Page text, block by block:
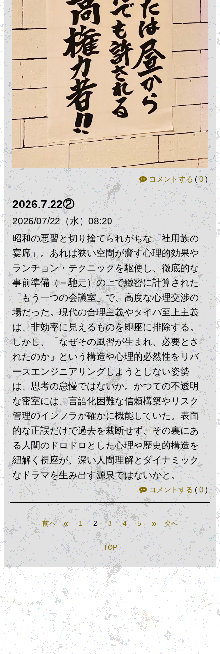
コメントする (0)
2026.7.22②
2026 07 22（水） 08:20
昭和の悪習と切り捨てられがちな「社用族の
宴席」。あれは狭い空間が齎す心理的効果や
ランチョン・テクニックを駆使し、徹底的な
事前準備（＝馳走）の上で緻密に計算された
「もう一つの会議室」で、高度な心理交渉の
場だった。​現代の合理主義やタイパ至上主義
は、非効率に見えるものを即座に排除する。
しかし、「なぜその風習が生まれ、必要とさ
れたのか」という構造や心理的必然性をリバ
ースエンジニアリングしようとしない姿勢
は、思考の怠慢ではないか。​かつての不透明
な密室には、言語化困難な信頼構築やリスク
管理のインフラが確かに機能していた。表面
的な正誤だけで過去を裁断せず、その裏にあ
る人間のドロドロとした心理や歴史的構造を
紐解く視座が、深い人間理解とダイナミック
なドラマを生み出す源泉ではないかと。
コメントする (0 )
前へ « 1 2 3 4 5 » 次へ
TOP